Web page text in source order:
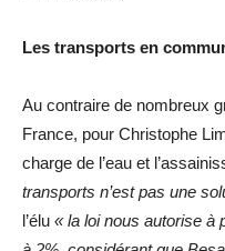
Les transports en
Au contraire de nombreux
France, pour Christophe
charge de l’eau et
transports n’est pas une
l’élu « la loi nous autorise à